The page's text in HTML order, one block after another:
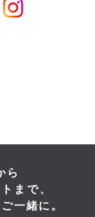
ら
まで、
一緒に。